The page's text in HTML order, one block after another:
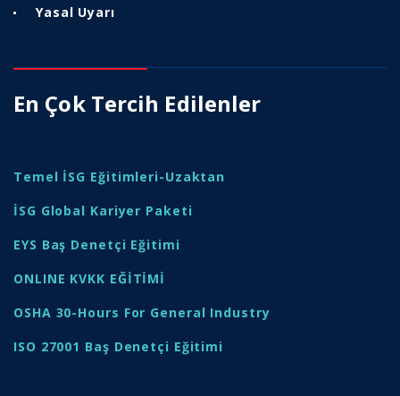
Yasal Uyarı
En Çok Tercih Edilenler
Temel İSG Eğitimleri-Uzaktan
İSG Global Kariyer Paketi
EYS Baş Denetçi Eğitimi
ONLINE KVKK EĞİTİMİ
OSHA 30-Hours For General Industry
ISO 27001 Baş Denetçi Eğitimi